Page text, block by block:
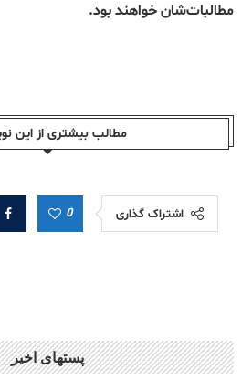
مطالبات‌شان خواهند بود.
مطالب بیشتری از این
اشتراک گذاری 0
پستهای اخیر